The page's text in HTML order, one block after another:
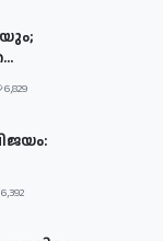
6,829
6,392